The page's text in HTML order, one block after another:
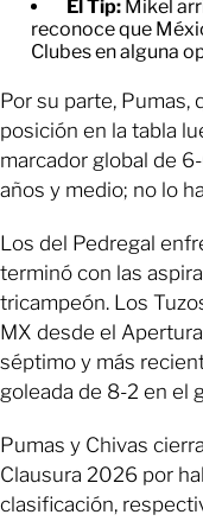
El Tip: Mikel
reconoce que
Clubes en alguna
Por su parte, Pumas,
posición en la tabla
marcador global de
años y medio; no lo
Los del Pedregal
terminó con las
tricampeón. Los
MX desde el
séptimo y más
goleada de 8-2 en el
Pumas y Chivas
Clausura 2026 por
clasificación,